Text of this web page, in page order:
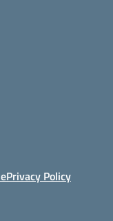
Privacy Policy